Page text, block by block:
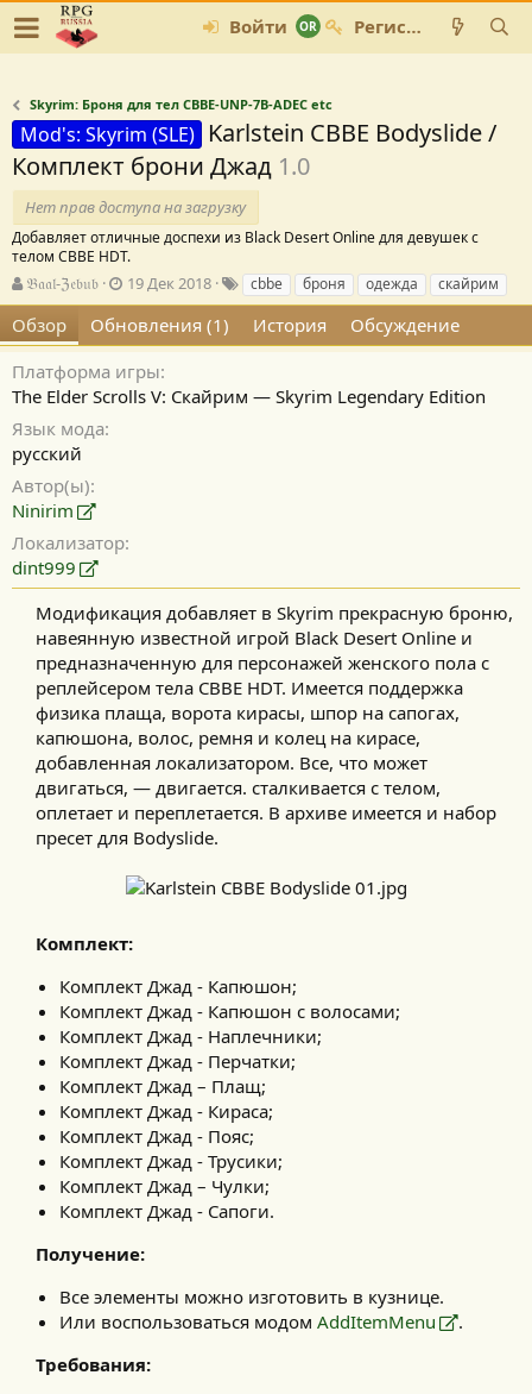
Войти Регистрация
Skyrim: Броня для тел CBBE-UNP-7B-ADEC etc
Mod's: Skyrim (SLE)
Karlstein CBBE Bodyslide /
Комплект брони Джад 1.0
Нет прав доступа на загрузку
Добавляет отличные доспехи из Black Desert Online для девушек с
телом CBBE HDT.
А
в
т
о
р
𝔅𝔞𝔞𝔩-ℨ𝔢𝔟𝔲𝔟
Д
а
т
а
с
о
19 Дек 2018
е
и
cbbe броня одежда скайрим
Обзор Обновления (1) История
Обсуждение
Платформа игры
The Elder Scrolls V: Скайрим — Skyrim Legendary Edition
Язык мода
русский
Автор(ы)
Ninirim
Локализатор
dint999
Модификация добавляет в Skyrim прекрасную броню,
навеянную известной игрой Black Desert Online и
предназначенную для персонажей женского пола с
реплейсером тела CBBE HDT. Имеется поддержка
физика плаща, ворота кирасы, шпор на сапогах,
капюшона, волос, ремня и колец на кирасе,
добавленная локализатором. Все, что может
двигаться, — двигается. сталкивается с телом,
оплетает и переплетается. В архиве имеется и набор
пресет для Bodyslide.​
Комплект:
Комплект Джад - Капюшон;
Комплект Джад - Капюшон с волосами;
Комплект Джад - Наплечники;
Комплект Джад - Перчатки;
Комплект Джад – Плащ;
Комплект Джад - Кираса;
Комплект Джад - Пояс;
Комплект Джад - Трусики;
Комплект Джад – Чулки;
Комплект Джад - Сапоги.
Получение:
Все элементы можно изготовить в кузнице.
Или воспользоваться модом AddItemMenu
.
Требования: